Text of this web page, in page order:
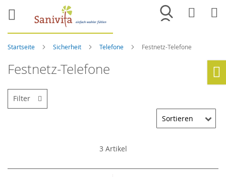
Merkliste
Startseite Sicherheit Telefone Festnetz-Telefone
Festnetz-Telefone
3 Artikel
Filter